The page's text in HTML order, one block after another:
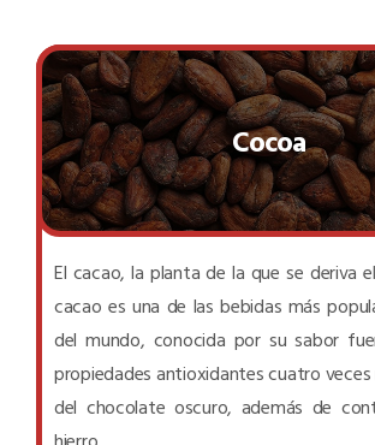
Cocoa
El cacao, la planta de la que se deriva
cacao es una de las bebidas más
del mundo, conocida por su sabor
propiedades antioxidantes cuatro veces
del chocolate oscuro, además de